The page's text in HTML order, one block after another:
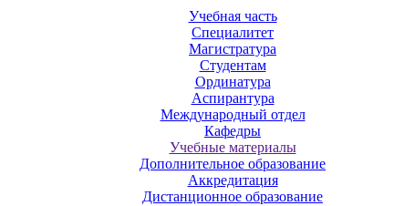
Учебная часть
Специалитет
Магистратура
Студентам
Ординатура
Аспирантура
Международный отдел
Кафедры
Учебные материалы
Дополнительное образование
Аккредитация
Дистанционное образование